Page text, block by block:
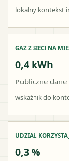
lokalny kontekst
GAZ Z SIECI NA
0,4 kWh
Publiczne dane
wskaźnik do
UDZIAŁ
0,3 %